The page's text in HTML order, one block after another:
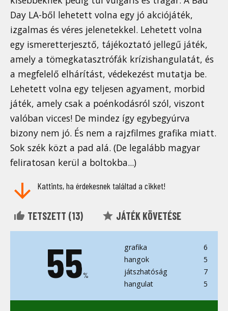
Day LA-ből lehetett volna egy jó akciójáték,
izgalmas és véres jelenetekkel. Lehetett volna
egy ismeretterjesztő, tájékoztató jellegű játék,
amely a tömegkatasztrófák krízishangulatát, és
a megfelelő elhárítást, védekezést mutatja be.
Lehetett volna egy teljesen agyament, morbid
játék, amely csak a poénkodásról szól, viszont
valóban vicces! De mindez így egybegyúrva
bizony nem jó. És nem a rajzfilmes grafika miatt.
Sok szék közt a pad alá. (De legalább magyar
feliratosan kerül a boltokba...)
Kattints, ha érdekesnek találtad a cikket!
TETSZETT (13) JÁTÉK KÖVETÉSE
55%
grafika
6
hangok
5
játszhatóság
7
hangulat
5